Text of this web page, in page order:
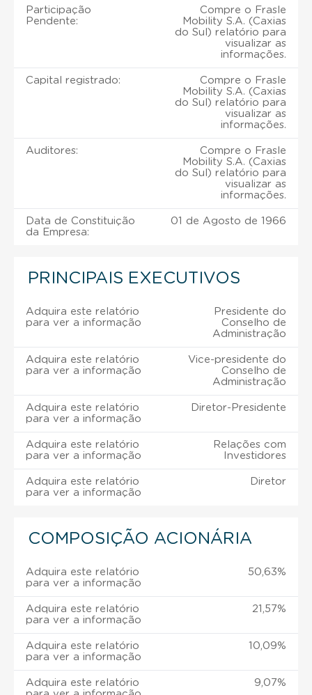
Participação
Pendente:
Compre o Frasle
Mobility S.A. (Caxias
do Sul) relatório para
visualizar as
informações.
Capital registrado:
Compre o Frasle
Mobility S.A. (Caxias
do Sul) relatório para
visualizar as
informações.
Auditores:
Compre o Frasle
Mobility S.A. (Caxias
do Sul) relatório para
visualizar as
informações.
Data de Constituição
da Empresa:
01 de Agosto de 1966
PRINCIPAIS EXECUTIVOS
Adquira este relatório
para ver a informação
Presidente do
Conselho de
Administração
Adquira este relatório
para ver a informação
Vice-presidente do
Conselho de
Administração
Adquira este relatório
para ver a informação
Diretor-Presidente
Adquira este relatório
para ver a informação
Relações com
Investidores
Adquira este relatório
para ver a informação
Diretor
COMPOSIÇÃO ACIONÁRIA
Adquira este relatório
para ver a informação
50,63%
Adquira este relatório
para ver a informação
21,57%
Adquira este relatório
para ver a informação
10,09%
Adquira este relatório
9,07%